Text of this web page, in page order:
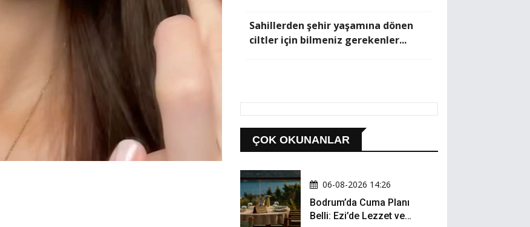
Sahillerden şehir yaşamına dönen
ciltler için bilmeniz gerekenler...
ÇOK OKUNANLAR
06-08-2026 14:26
Bodrum’da Cuma Planı
Belli: Ezi’de Lezzet ve